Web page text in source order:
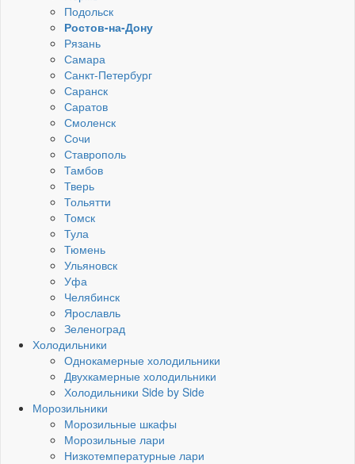
Подольск
Ростов-на-Дону
Рязань
Самара
Санкт-Петербург
Саранск
Саратов
Смоленск
Сочи
Ставрополь
Тамбов
Тверь
Тольятти
Томск
Тула
Тюмень
Ульяновск
Уфа
Челябинск
Ярославль
Зеленоград
Холодильники
Однокамерные холодильники
Двухкамерные холодильники
Холодильники Side by Side
Морозильники
Морозильные шкафы
Морозильные лари
Низкотемпературные лари